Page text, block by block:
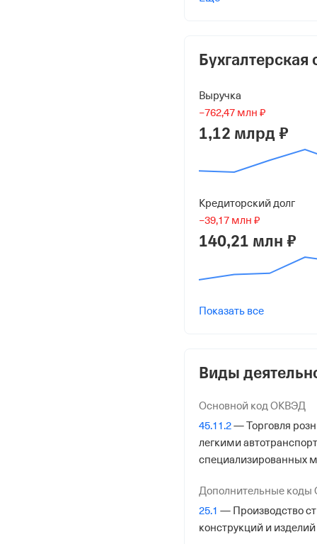
Горцевской Аркадий
Форма
Средний бизнес
Дата регистрации
Краткое название
ООО "ШАХТЫ ЛАДА"
Юридический адрес
346518, Ростовская
6155060998
ОГРН
КПП
Регистрация
Дата регистрации
28 марта 2011
Налоговая
Бухгалтерская
Выручка
−762,47 млн ₽
1,12 млрд ₽
Кредиторский долг
−39,17 млн ₽
140,21 млн ₽
Показать все
Виды
Основной код ОКВЭД
45.11.2— Торговля
легкими
специализированных
Дополнительные
25.1 — Производство
конструкций и изделий